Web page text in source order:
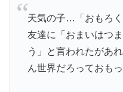
天気の子…「おもろ
友達に「おまいはつ
う」と言われたがあ
ん世界だろっておも